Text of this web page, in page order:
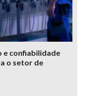
e confiabilidade
o setor de